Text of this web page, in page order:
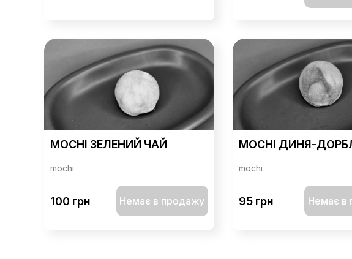
MOCHI ЗЕЛЕНИЙ ЧАЙ
mochi
100 грн Немає в продажу
MOCHI ДИНЯ-
mochi
95 грн Немає в